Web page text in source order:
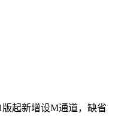
版起新增设M通道，缺省